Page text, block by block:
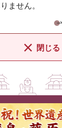
ません。
閉じる